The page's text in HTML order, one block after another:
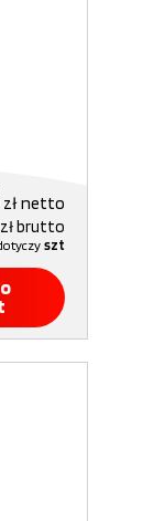
złnetto
złbrutto
szt